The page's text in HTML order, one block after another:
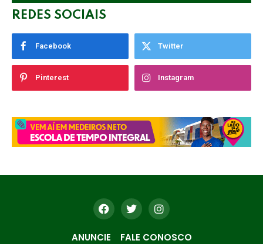
REDES SOCIAIS
Facebook Twitter
Pinterest Instagram
ANUNCIE FALE CONOSCO